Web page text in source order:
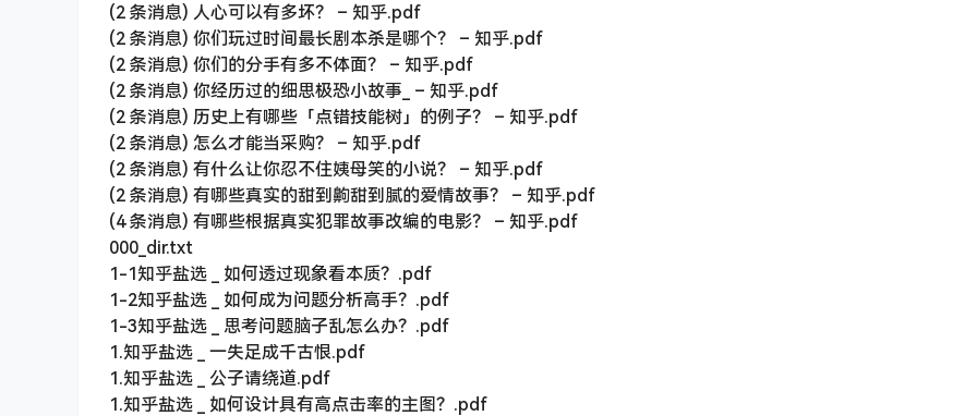
(2 条消息) 人心可以有多坏？ – 知乎.pdf
(2 条消息) 你们玩过时间最长剧本杀是哪个？ – 知乎.pdf
(2 条消息) 你们的分手有多不体面？ – 知乎.pdf
(2 条消息) 你经历过的细思极恐小故事_ – 知乎.pdf
(2 条消息) 历史上有哪些「点错技能树」的例子？ – 知乎.pdf
(2 条消息) 怎么才能当采购？ – 知乎.pdf
(2 条消息) 有什么让你忍不住姨母笑的小说？ – 知乎.pdf
(2 条消息) 有哪些真实的甜到齁甜到腻的爱情故事？ – 知乎.pdf
(4 条消息) 有哪些根据真实犯罪故事改编的电影？ – 知乎.pdf
000_dir.txt
1-1知乎盐选 _ 如何透过现象看本质？.pdf
1-2知乎盐选 _ 如何成为问题分析高手？.pdf
1-3知乎盐选 _ 思考问题脑子乱怎么办？.pdf
1.知乎盐选 _ 一失足成千古恨.pdf
1.知乎盐选 _ 公子请绕道.pdf
1.知乎盐选 _ 如何设计具有高点击率的主图？.pdf